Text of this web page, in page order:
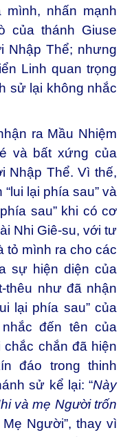
mình, nhấn mạnh
của thánh Giuse
Nhập Thể; nhưng
Linh quan trọng
sử lại không nhắc
ra Mầu Nhiệm
và bất xứng của
Nhập Thể. Vì thế,
lại phía sau” và
sau” khi có cơ
Nhi Giê-su, với tư
tỏ mình ra cho các
sự hiện diện của
thêu như đã nhận
lại phía sau” của
đến tên của
chắn đã hiện
đáo trong thinh
sử kể lại: “Này
và mẹ Người trốn
Mẹ Người”, thay vì